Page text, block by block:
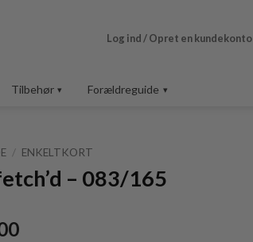
Log ind / Opret en kundekonto
Tilbehør Forældreguide
/ ENKELTKORT
– 083/165